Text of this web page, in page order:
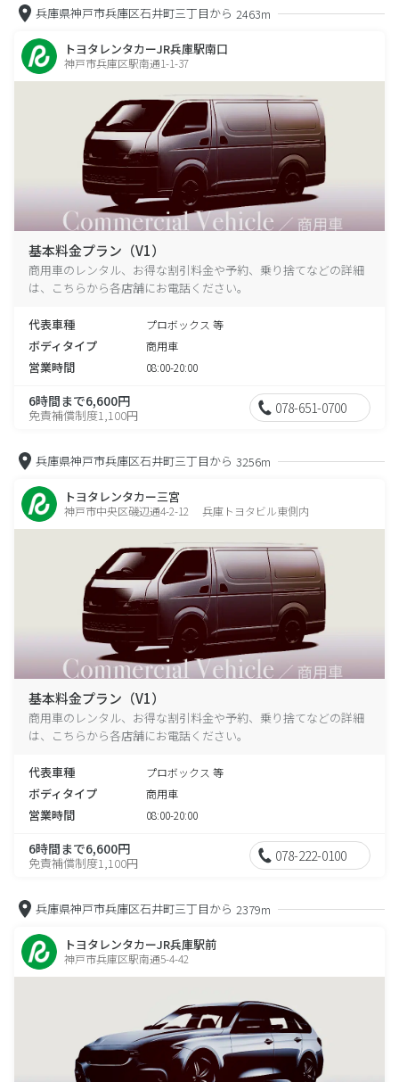
兵庫県神戸市兵庫区石井町三丁目から 2463m
トヨタレンタカーJR兵庫駅南口
神戸市兵庫区駅南通1-1-37
基本料金プラン（V1）
商用車のレンタル、お得な割引料金や予約、乗り捨てなどの詳細
は、こちらから各店舗にお電話ください。
代表車種 プロボックス 等
ボディタイプ 商用車
営業時間 08:00-20:00
6時間まで6,600円
免責補償制度1,100円 078-651-0700
兵庫県神戸市兵庫区石井町三丁目から 3256m
トヨタレンタカー三宮
神戸市中央区磯辺通4-2-12 兵庫トヨタビル東側内
基本料金プラン（V1）
商用車のレンタル、お得な割引料金や予約、乗り捨てなどの詳細
は、こちらから各店舗にお電話ください。
代表車種 プロボックス 等
ボディタイプ 商用車
営業時間 08:00-20:00
6時間まで6,600円
免責補償制度1,100円 078-222-0100
兵庫県神戸市兵庫区石井町三丁目から 2379m
トヨタレンタカーJR兵庫駅前
神戸市兵庫区駅南通5-4-42